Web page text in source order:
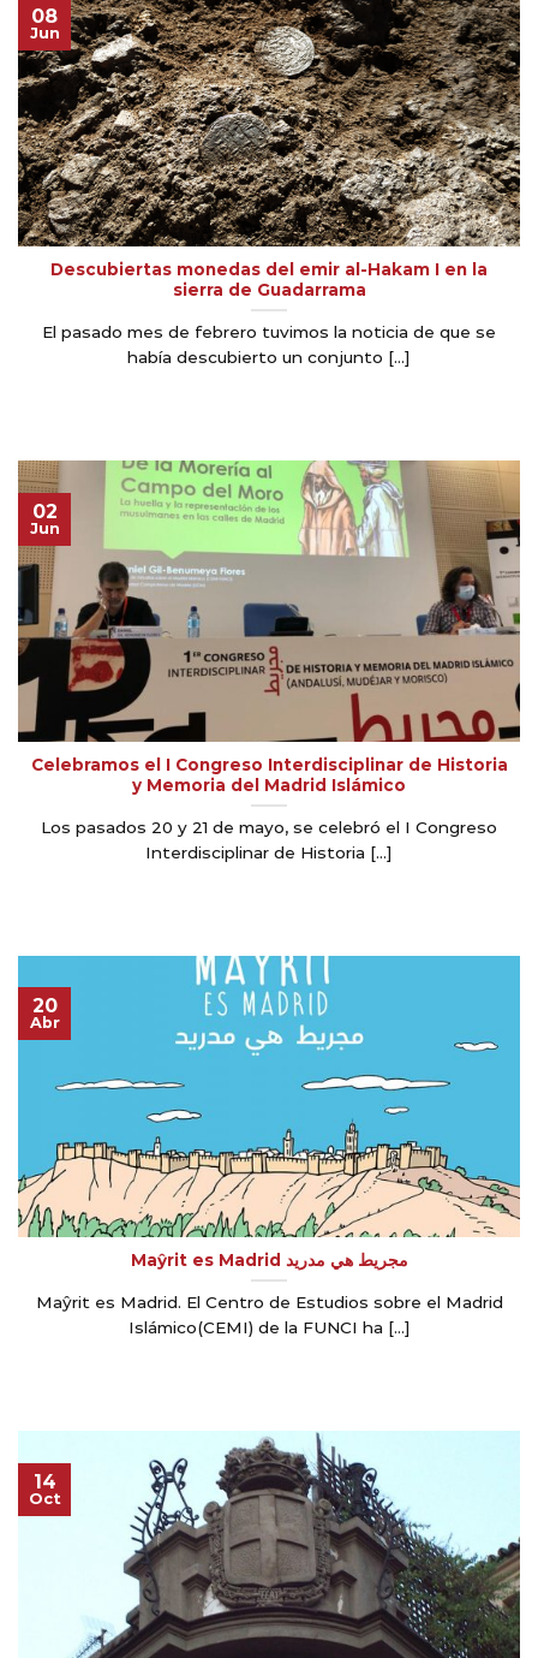
Descubiertas monedas del emir al-Hakam I en la
sierra de Guadarrama
El pasado mes de febrero tuvimos la noticia de que se
había descubierto un conjunto [...]
08
Jun
Celebramos el I Congreso Interdisciplinar de Historia
y Memoria del Madrid Islámico
Los pasados 20 y 21 de mayo, se celebró el I Congreso
Interdisciplinar de Historia [...]
02
Jun
Maŷrit es Madrid مجريط هي مدريد
Maŷrit es Madrid. El Centro de Estudios sobre el Madrid
Islámico(CEMI) de la FUNCI ha [...]
20
Abr
14
Oct